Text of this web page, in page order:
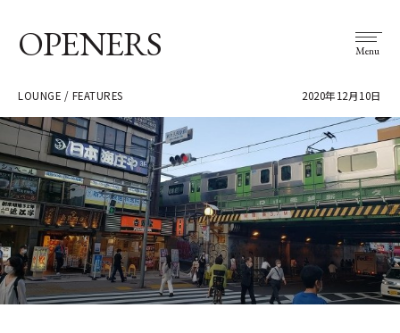
OPENERS Menu
LOUNGE / FEATURES 2020年12月10日